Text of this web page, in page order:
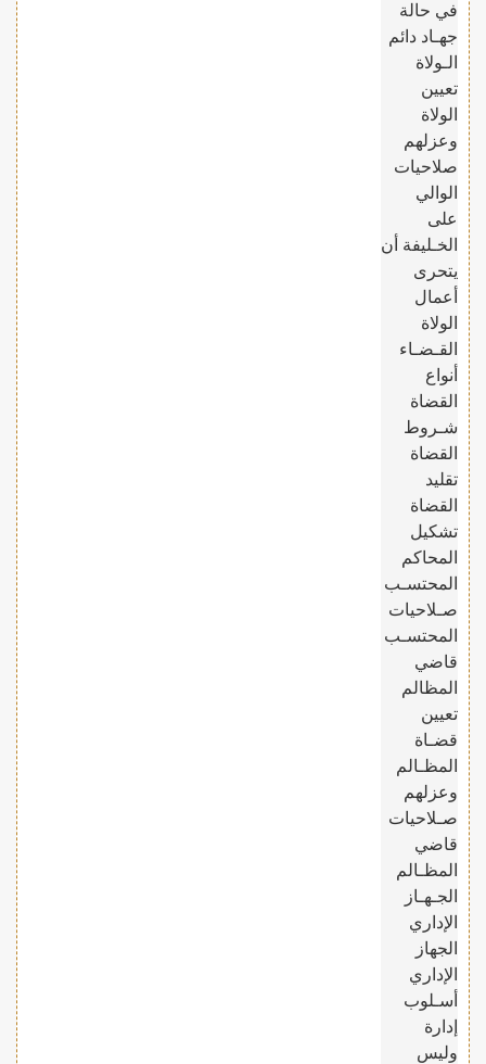
في حالة
جهـاد دائم
الـولاة
تعيين
الولاة
وعزلهم
صلاحيات
الوالي
على
الخـليفة أن
يتحرى
أعمال
الولاة
القـضـاء
أنواع
القضاة
شـروط
القضاة
تقليد
القضاة
تشكيل
المحاكم
المحتسـب
صـلاحيات
المحتسـب
قاضي
المظالم
تعيين
قضـاة
المظـالم
وعزلهم
صـلاحيات
قاضي
المظـالم
الجـهـاز
الإداري
الجهاز
الإداري
أسـلوب
إدارة
وليس